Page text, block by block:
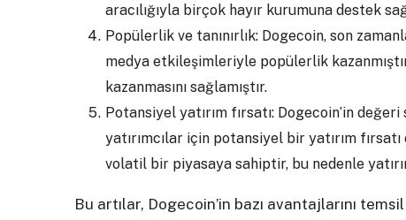
aracılığıyla birçok hayır kurumuna destek
Popülerlik ve tanınırlık: Dogecoin, son
medya etkileşimleriyle popülerlik
kazanmasını sağlamıştır.
Potansiyel yatırım fırsatı: Dogecoin’in
yatırımcılar için potansiyel bir yatırım
volatil bir piyasaya sahiptir, bu nedenle
Bu artılar, Dogecoin’in bazı avantajlarını